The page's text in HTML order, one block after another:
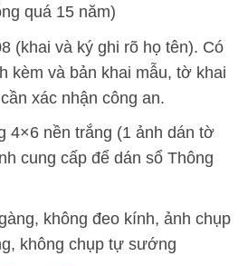
quá 15 năm)
(khai và ký ghi rõ họ tên). Có
kèm và bản khai mẫu, tờ khai
xác nhận công an.
4×6 nền trắng (1 ảnh dán tờ
cung cấp để dán sổ Thông
không đeo kính, ảnh chụp
không chụp tự sướng